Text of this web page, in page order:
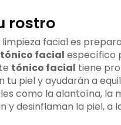
rostro
facial es
tónico facial específico
tónico facial tiene
piel y ayudarán a
como la alantoína, la
y desinflaman la piel, a